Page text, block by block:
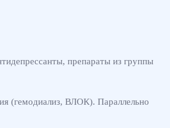
препараты из группы
(гемодиализ, ВЛОК). Параллельно